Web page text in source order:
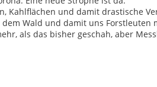
Kahlflächen und damit drastische
Wald und damit uns Forstleuten
als das bisher geschah, aber